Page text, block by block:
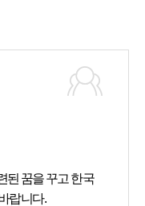
된 꿈을 꾸고 한국
랍니다.